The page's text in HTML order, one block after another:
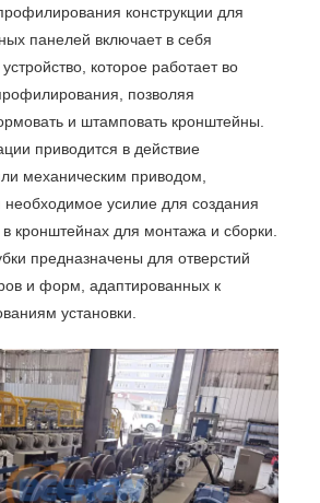
конструкции для
панелей включает в себя
которое работает во
позволяя
и штамповать кронштейны.
приводится в действие
механическим приводом,
усилие для создания
в кронштейнах для монтажа и сборки.
предназначены для отверстий
и форм, адаптированных к
установки.